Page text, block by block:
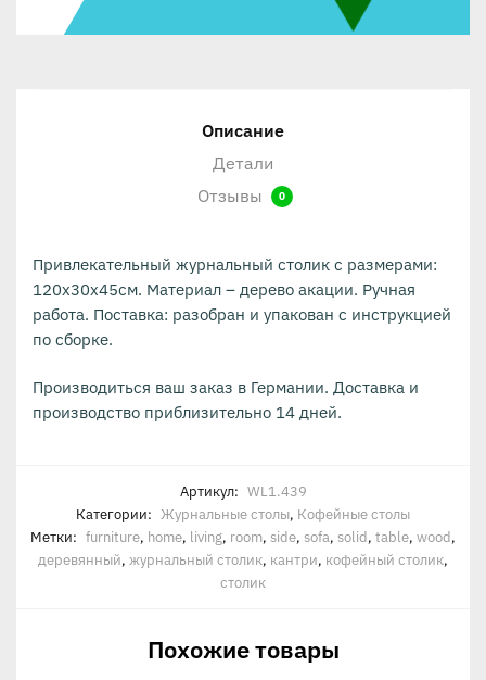
Описание
Детали
Отзывы
0
Привлекательный журнальный столик с размерами:
120х30х45см. Материал – дерево акации. Ручная
работа. Поставка: разобран и упакован с инструкцией
по сборке.
Производиться ваш заказ в Германии. Доставка и
производство приблизительно 14 дней.
Артикул: WL1.439
Категории: Журнальные столы, Кофейные столы
Метки: furniture, home, living, room, side, sofa, solid, table, wood,
деревянный, журнальный столик, кантри, кофейный столик,
столик
Похожие товары